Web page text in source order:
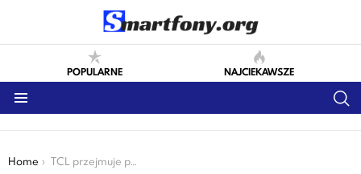
POPULARNE NAJCIEKAWSZE
You are here:
Home TCL przejmuje prawa marki BlackBerry do produkcji smartfonów